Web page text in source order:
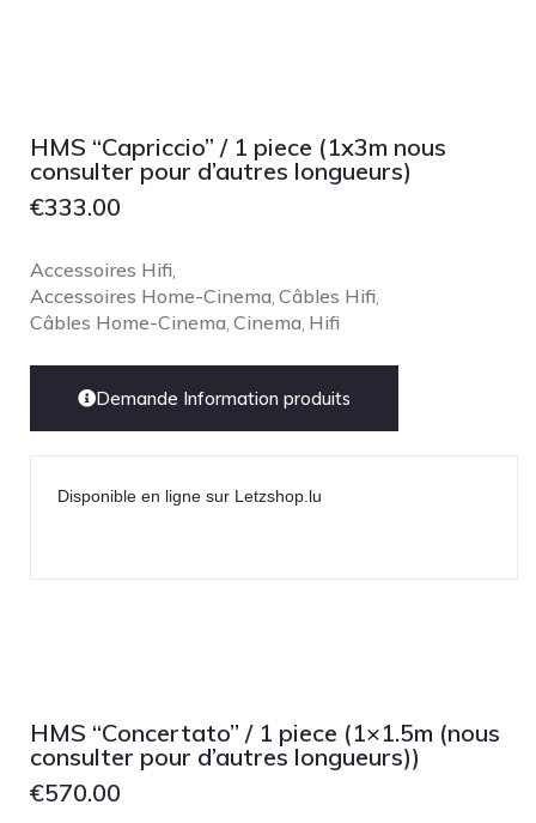
HMS “Capriccio” / 1 piece (1x3m nous
consulter pour d’autres longueurs)
€333.00
Accessoires Hifi
Accessoires Home-Cinema Câbles Hifi
Câbles Home-Cinema Cinema Hifi
Demande Information produits
Disponible en ligne sur Letzshop.lu
HMS “Concertato” / 1 piece (1×1.5m (nous
consulter pour d’autres longueurs))
€570.00